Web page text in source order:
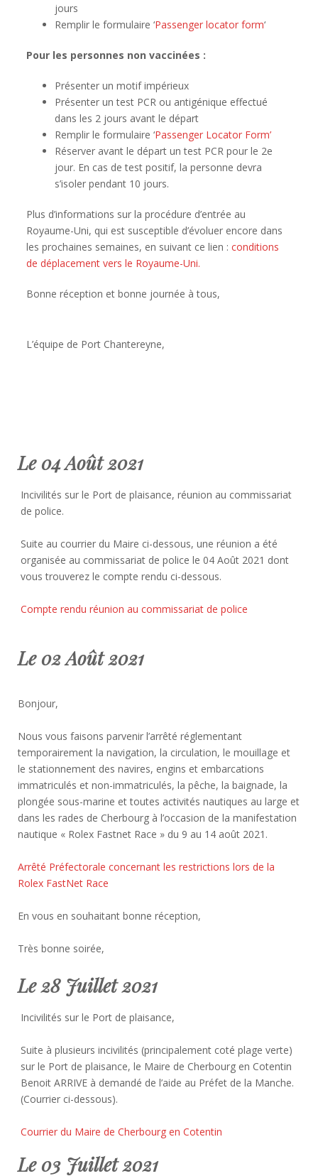
jours
Remplir le formulaire ‘Passenger locator form‘
Pour les personnes non vaccinées :
Présenter un motif impérieux
Présenter un test PCR ou antigénique effectué
dans les 2 jours avant le départ
Remplir le formulaire ‘Passenger Locator Form’
Réserver avant le départ un test PCR pour le 2e
jour. En cas de test positif, la personne devra
s’isoler pendant 10 jours.
Plus d’informations sur la procédure d’entrée au
Royaume-Uni, qui est susceptible d’évoluer encore dans
les prochaines semaines, en suivant ce lien : conditions
de déplacement vers le Royaume-Uni.
Bonne réception et bonne journée à tous,
L’équipe de Port Chantereyne,
Le 04 Août 2021
Incivilités sur le Port de plaisance, réunion au commissariat
de police.
Suite au courrier du Maire ci-dessous, une réunion a été
organisée au commissariat de police le 04 Août 2021 dont
vous trouverez le compte rendu ci-dessous.
Compte rendu réunion au commissariat de police
Le 02 Août 2021
Bonjour,
Nous vous faisons parvenir l’arrêté réglementant
temporairement la navigation, la circulation, le mouillage et
le stationnement des navires, engins et embarcations
immatriculés et non-immatriculés, la pêche, la baignade, la
plongée sous-marine et toutes activités nautiques au large et
dans les rades de Cherbourg à l’occasion de la manifestation
nautique « Rolex Fastnet Race » du 9 au 14 août 2021.
Arrêté Préfectorale concernant les restrictions lors de la
Rolex FastNet Race
En vous en souhaitant bonne réception,
Très bonne soirée,
Le 28 Juillet 2021
Incivilités sur le Port de plaisance,
Suite à plusieurs incivilités (principalement coté plage verte)
sur le Port de plaisance, le Maire de Cherbourg en Cotentin
Benoit ARRIVE à demandé de l’aide au Préfet de la Manche.
(Courrier ci-dessous).
Courrier du Maire de Cherbourg en Cotentin
Le 03 Juillet 2021